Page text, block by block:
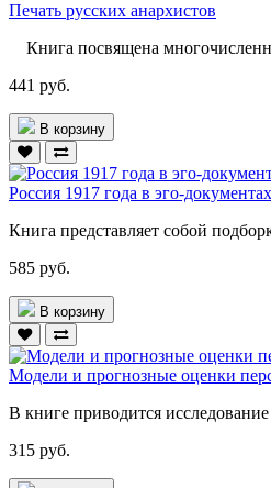
Печать русских анархистов
Книга посвящена
441 руб.
В корзину
Россия 1917 года в эго-
Книга представляет собой
585 руб.
В корзину
Модели и прогнозные оценки
В книге приводится
315 руб.